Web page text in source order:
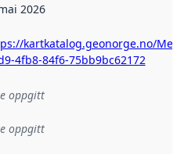
2026
kartkatalog.geonorge.no/
4fb8-84f6-75bb9bc62172
oppgitt
oppgitt